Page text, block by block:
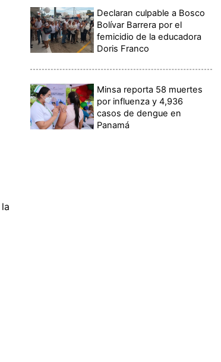
Declaran culpable a Bosco
Bolívar Barrera por el
femicidio de la educadora
Doris Franco
Minsa reporta 58 muertes
por influenza y 4,936
casos de dengue en
Panamá